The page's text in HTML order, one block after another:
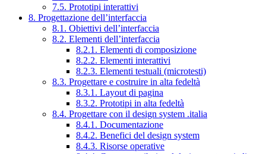
7.5. Prototipi interattivi
8. Progettazione dell’interfaccia
8.1. Obiettivi dell’interfaccia
8.2. Elementi dell’interfaccia
8.2.1. Elementi di composizione
8.2.2. Elementi interattivi
8.2.3. Elementi testuali (microtesti)
8.3. Progettare e costruire in alta fedeltà
8.3.1. Layout di pagina
8.3.2. Prototipi in alta fedeltà
8.4. Progettare con il design system .italia
8.4.1. Documentazione
8.4.2. Benefici del design system
8.4.3. Risorse operative